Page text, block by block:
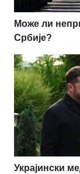
Може ли
Србије?
Украјински